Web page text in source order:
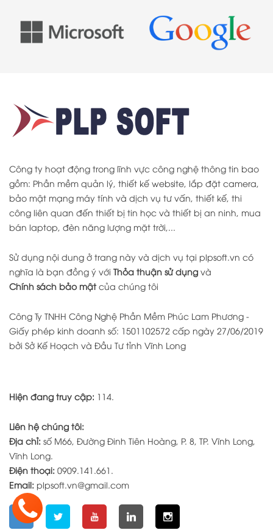
Công ty hoạt động trong lĩnh vực công nghệ thông tin bao
gồm: Phần mềm quản lý, thiết kế website, lắp đặt camera,
bảo mật mạng máy tính và dịch vụ tư vấn, thiết kế, thi
công liên quan đến thiết bị tin học và thiết bị an ninh, mua
bán laptop, đèn năng lượng mặt trời,...
Sử dụng nội dung ở trang này và dịch vụ tại plpsoft.vn có
nghĩa là bạn đồng ý với Thỏa thuận sử dụng và
Chính sách bảo mậtcủa chúng tôi
Công Ty TNHH Công Nghệ Phần Mềm Phúc Lam Phương -
Giấy phép kinh doanh số: 1501102572 cấp ngày 27/06/2019
bởi Sở Kế Hoạch và Đầu Tư tỉnh Vĩnh Long
Hiện đang truy cập: 114.
Liên hệ chúng tôi:
Địa chỉ: số M66, Đường Đinh Tiên Hoàng, P. 8, TP. Vĩnh Long,
Vĩnh Long.
Điện thoại: 0909.141.661.
Email: plpsoft.vn@gmail.com